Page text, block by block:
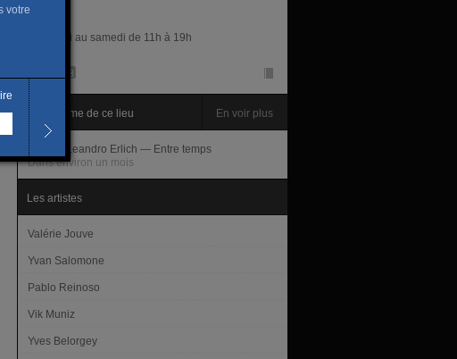
Du mardi au samedi de 11h à 19h
Programme de ce lieu En voir plus
A venir
Leandro Erlich — Entre temps
Dans environ un mois
Les artistes
Valérie Jouve
Yvan Salomone
Pablo Reinoso
Vik Muniz
Yves Belorgey